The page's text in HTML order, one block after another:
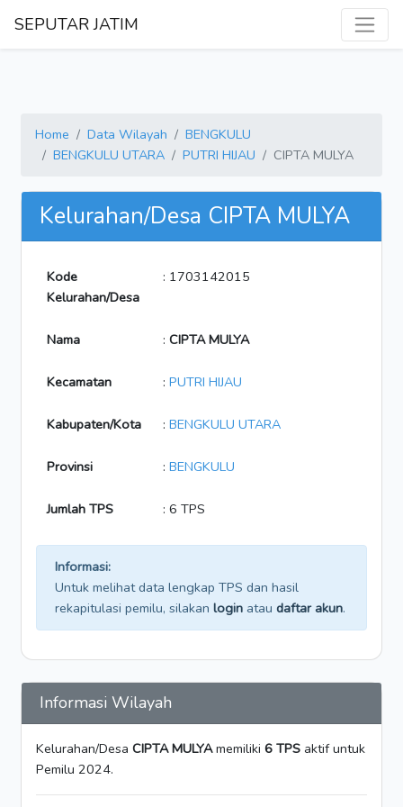
SEPUTAR JATIM
Home Data Wilayah
BENGKULU
BENGKULU UTARA
PUTRI HIJAU CIPTA MULYA
Kelurahan/Desa CIPTA MULYA
Kode
Kelurahan/Desa
: 1703142015
Nama : CIPTA MULYA
Kecamatan : PUTRI HIJAU
Kabupaten/Kota : BENGKULU UTARA
Provinsi : BENGKULU
Jumlah TPS : 6 TPS
Informasi:
Untuk melihat data lengkap TPS dan hasil
rekapitulasi pemilu, silakan login atau daftar akun.
Informasi Wilayah
Kelurahan/Desa CIPTA MULYAmemiliki 6 TPS aktif untuk
Pemilu 2024.